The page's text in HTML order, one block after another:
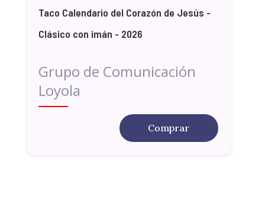
Taco Calendario del Corazón de Jesús -
Clásico con imán - 2026
Grupo de Comunicación
Loyola
Comprar